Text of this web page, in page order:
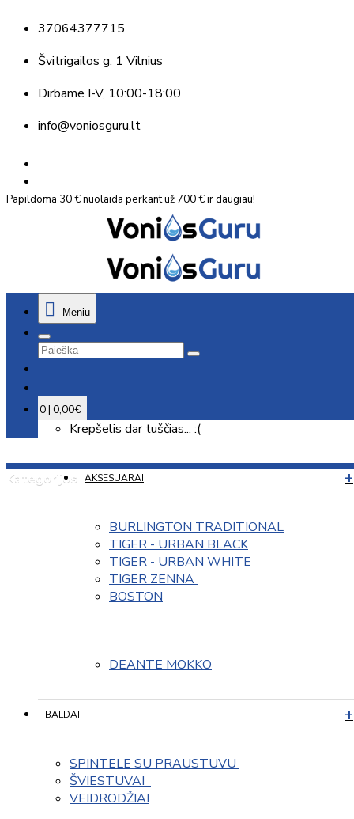
37064377715
Švitrigailos g. 1 Vilnius
Dirbame I-V, 10:00-18:00
info@voniosguru.lt
Papildoma 30 € nuolaida perkant už 700 € ir daugiau!
Meniu
0 | 0,00€
Krepšelis dar tuščias... :(
Kategorijos AKSESUARAI
BURLINGTON TRADITIONAL
TIGER - URBAN BLACK
TIGER - URBAN WHITE
TIGER ZENNA
BOSTON
DEANTE MOKKO
BALDAI
SPINTELE SU PRAUSTUVU
ŠVIESTUVAI
VEIDRODŽIAI